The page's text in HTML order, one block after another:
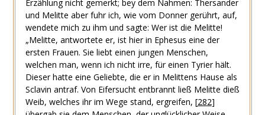
Erzählung nicht gemerkt; bey dem Nahmen: Thersander
und Melitte aber fuhr ich, wie vom Donner gerührt, auf,
wendete mich zu ihm und sagte: Wer ist die Melitte!
„Melitte, antwortete er, ist hier in Ephesus eine der
ersten Frauen. Sie liebt einen jungen Menschen,
welchen man, wenn ich nicht irre, für einen Tyrier hält.
Dieser hatte eine Geliebte, die er in Melittens Hause als
Sclavin antraf. Von Eifersucht entbrannt ließ Melitte dieß
Weib, welches ihr im Wege stand, ergreifen, [282]